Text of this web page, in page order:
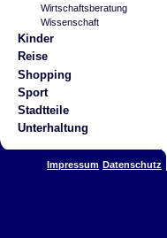
Wirtschaftsberatung
Wissenschaft
Kinder
Reise
Shopping
Sport
Stadtteile
Unterhaltung
Impressum Datenschutz